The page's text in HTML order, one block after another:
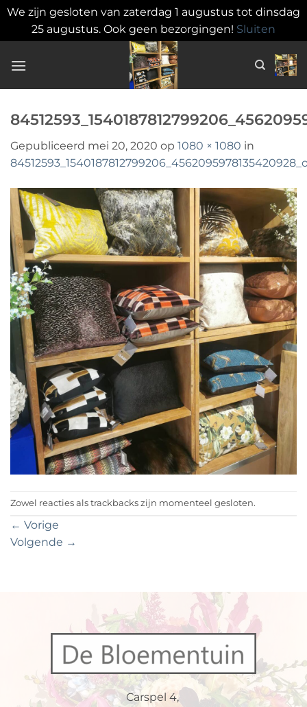
We zijn gesloten van zaterdag 1 augustus tot dinsdag
25 augustus. Ook geen bezorgingen! Sluiten
naar
Gepubliceerd mei 20, 2020 op 1080 × 1080 in
Zowel reacties als trackbacks zijn momenteel gesloten.
← Vorige
Volgende →
Carspel 4,